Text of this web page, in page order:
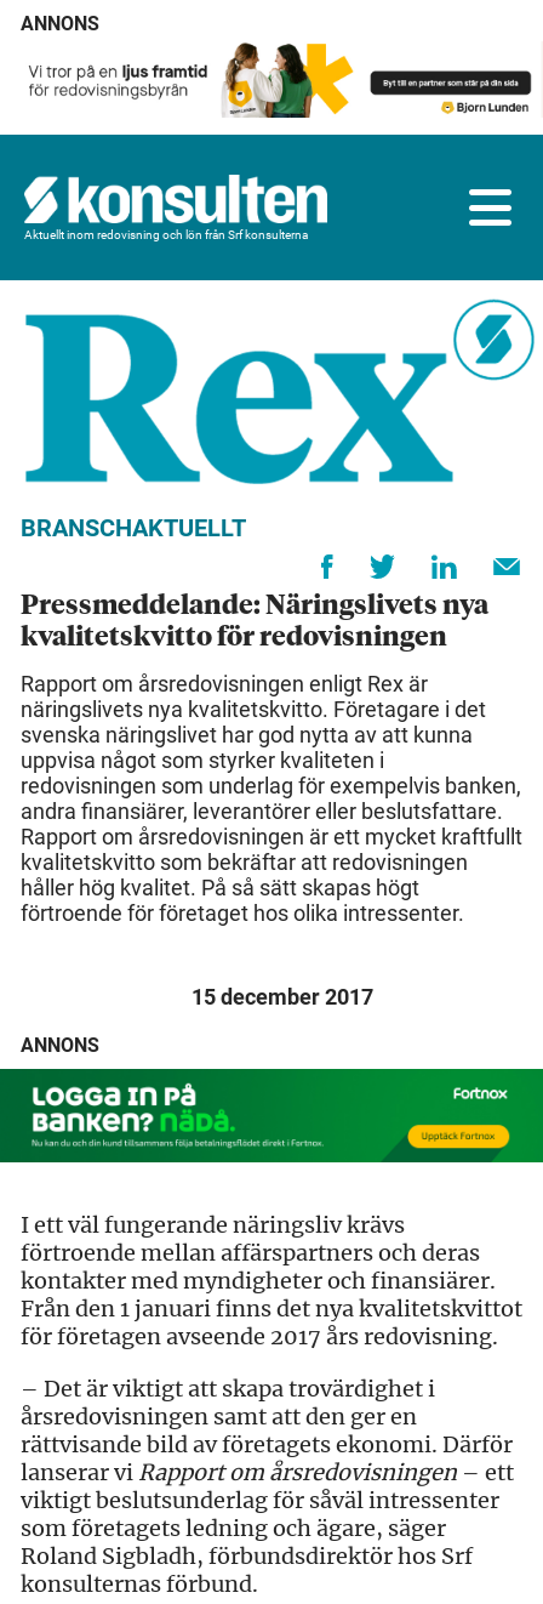
ANNONS
Aktuellt inom redovisning och lön från Srf konsulterna
BRANSCHAKTUELLT
Pressmeddelande: Näringslivets nya
kvalitetskvitto för redovisningen
Rapport om årsredovisningen enligt Rex är
näringslivets nya kvalitetskvitto. Företagare i det
svenska näringslivet har god nytta av att kunna
uppvisa något som styrker kvaliteten i
redovisningen som underlag för exempelvis banken,
andra finansiärer, leverantörer eller beslutsfattare.
Rapport om årsredovisningen är ett mycket kraftfullt
kvalitetskvitto som bekräftar att redovisningen
håller hög kvalitet. På så sätt skapas högt
förtroende för företaget hos olika intressenter.
15 december 2017
ANNONS
I ett väl fungerande näringsliv krävs
förtroende mellan affärspartners och deras
kontakter med myndigheter och finansiärer.
Från den 1 januari finns det nya kvalitetskvittot
för företagen avseende 2017 års redovisning.
– Det är viktigt att skapa trovärdighet i
årsredovisningen samt att den ger en
rättvisande bild av företagets ekonomi. Därför
lanserar vi Rapport om årsredovisningen – ett
viktigt beslutsunderlag för såväl intressenter
som företagets ledning och ägare, säger
Roland Sigbladh, förbundsdirektör hos Srf
konsulternas förbund.